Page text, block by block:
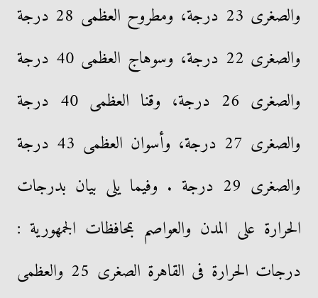
والصغرى 23 درجة، ومطروح العظمى 28 درجة
والصغرى 22 درجة، وسوهاج العظمى 40 درجة
والصغرى 26 درجة، وقنا العظمى 40 درجة
والصغرى 27 درجة، وأسوان العظمى 43 درجة
والصغرى 29 درجة . وفيما يلى بيان بدرجات
الحرارة على المدن والعواصم بمحافظات الجمهورية :
درجات الحرارة فى القاهرة الصغرى 25 والعظمى